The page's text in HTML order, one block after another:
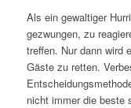
Als ein gewaltiger
gezwungen, zu
treffen. Nur dann wird
Gäste zu retten.
nicht immer die beste